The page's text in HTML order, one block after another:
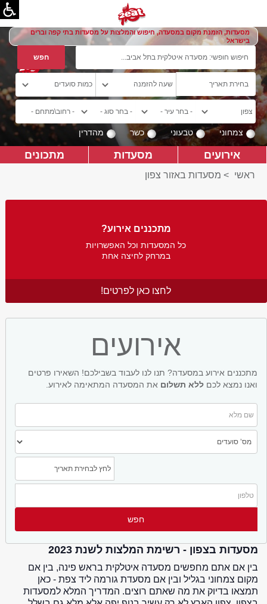
מסעדות, הזמנת מקום במסעדה, חיפוש והמלצות על מסעדות בתי קפה וברים
בישראל
צמחוני טבעוני כשר מהדרין
אירועים מסעדות מתכונים
ראשי > מסעדות באזור צפון
מתכננים אירוע?
כל המסעדות וכל האפשרויות
במרחק לחיצה אחת
לחצו כאן לפרטים!
אירועים
מתכננים אירוע במסעדה? תנו לנו לעבוד בשבילכם! השאירו פרטים
ואנו נמצא לכם ללא תשלום את המסעדה המתאימה לאירוע.
מסעדות בצפון - רשימת המלצות לשנת 2023
בין אם אתם מחפשים מסעדה איטלקית בראש פינה, בין אם
מקום צמחוני בגליל ובין אם מסעדת גורמה ליד צפת - כאן
תמצאו בדיוק את מה שאתם רוצים. המדריך המלא למסעדות